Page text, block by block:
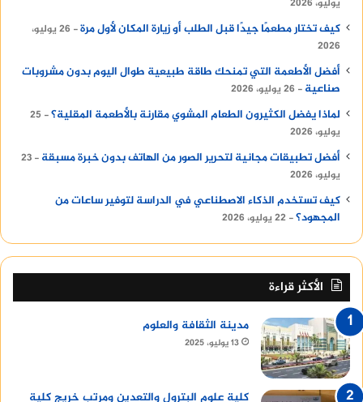
كيف تختار مطعمًا جيدًا قبل الطلب أو زيارة المكان لأول مرة
26 يوليو،
2026
أفضل الأطعمة التي تمنحك طاقة طبيعية طوال اليوم بدون مشروبات
صناعية
26 يوليو، 2026
لماذا يفضل الكثيرون الطعام المشوي مقارنة بالأطعمة المقلية؟
25
يوليو، 2026
أفضل تطبيقات مجانية لتحرير الصور من الهاتف بدون خبرة مسبقة
23
يوليو، 2026
كيف تستخدم الذكاء الاصطناعي في الدراسة لتوفير ساعات من
المجهود؟ 22 يوليو، 2026
الأكثر قراءة
مدينة الثقافة والعلوم
13 يوليو، 2025
كلية علوم البترول والتعدين ومرتب خريج كلية